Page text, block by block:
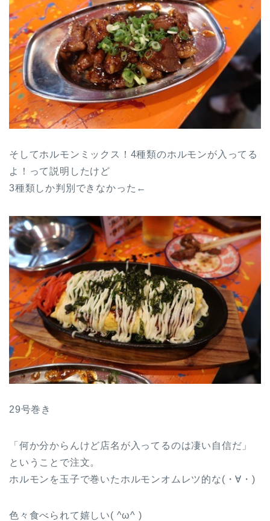
そしてホルモンミックス！4種類のホルモンが入ってる
よ！って説明したけど
3種類しか判別できなかった←
29号巻き
「何か分からんけど店名が入ってるのは凄い自信だ」
ということで注文。
ホルモンを玉子で巻いたホルモンオムレツ的な(・∀・)
色々食べられて嬉しい( ^ω^ )